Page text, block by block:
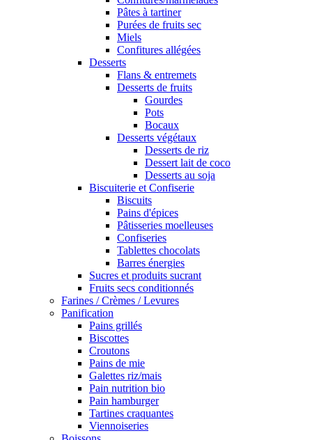
Pâtes à tartiner
Purées de fruits sec
Miels
Confitures allégées
Desserts
Flans & entremets
Desserts de fruits
Gourdes
Pots
Bocaux
Desserts végétaux
Desserts de riz
Dessert lait de coco
Desserts au soja
Biscuiterie et Confiserie
Biscuits
Pains d'épices
Pâtisseries moelleuses
Confiseries
Tablettes chocolats
Barres énergies
Sucres et produits sucrant
Fruits secs conditionnés
Farines / Crèmes / Levures
Panification
Pains grillés
Biscottes
Croutons
Pains de mie
Galettes riz/mais
Pain nutrition bio
Pain hamburger
Tartines craquantes
Viennoiseries